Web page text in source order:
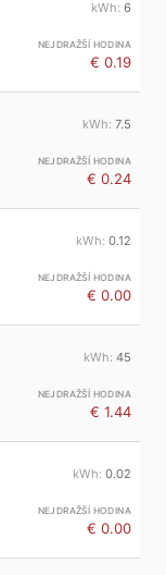
6
€ 0.19
7.5
€ 0.24
0.12
€ 0.00
45
€ 1.44
0.02
€ 0.00